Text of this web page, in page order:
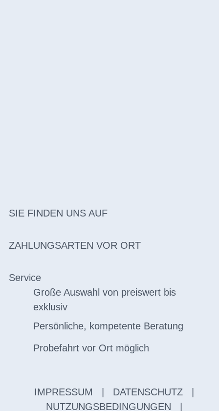
SIE FINDEN UNS AUF
ZAHLUNGSARTEN VOR ORT
Service
Große Auswahl von preiswert bis
exklusiv
Persönliche, kompetente Beratung
Probefahrt vor Ort möglich
IMPRESSUM DATENSCHUTZ
NUTZUNGSBEDINGUNGEN